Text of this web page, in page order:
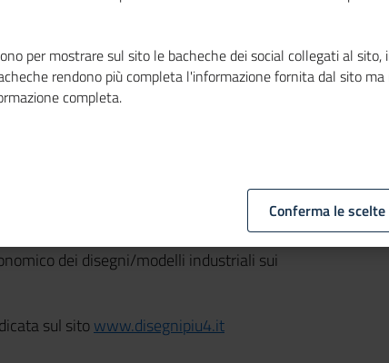
promosso dalla
Ufficio Italiano Brevetti e Marchi del
e competitiva delle PMI
dei disegni/modelli industriali sui
sul sitowww.disegnipiu4.it
per mostrare sul sito le bacheche dei social collegati al sito,
rendono più completa l'informazione fornita dal sito
completa.
Conferma le scelte